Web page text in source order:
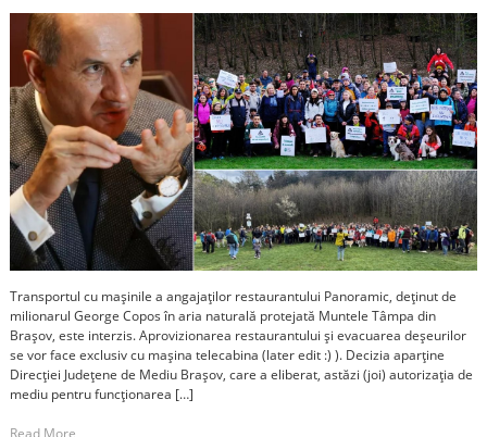
Transportul cu mașinile a angajaților restaurantului Panoramic, deținut de
milionarul George Copos în aria naturală protejată Muntele Tâmpa din
Brașov, este interzis. Aprovizionarea restaurantului și evacuarea deșeurilor
se vor face exclusiv cu mașina telecabina (later edit :) ). Decizia aparține
Direcției Județene de Mediu Brașov, care a eliberat, astăzi (joi) autorizația de
mediu pentru funcționarea […]
Read More